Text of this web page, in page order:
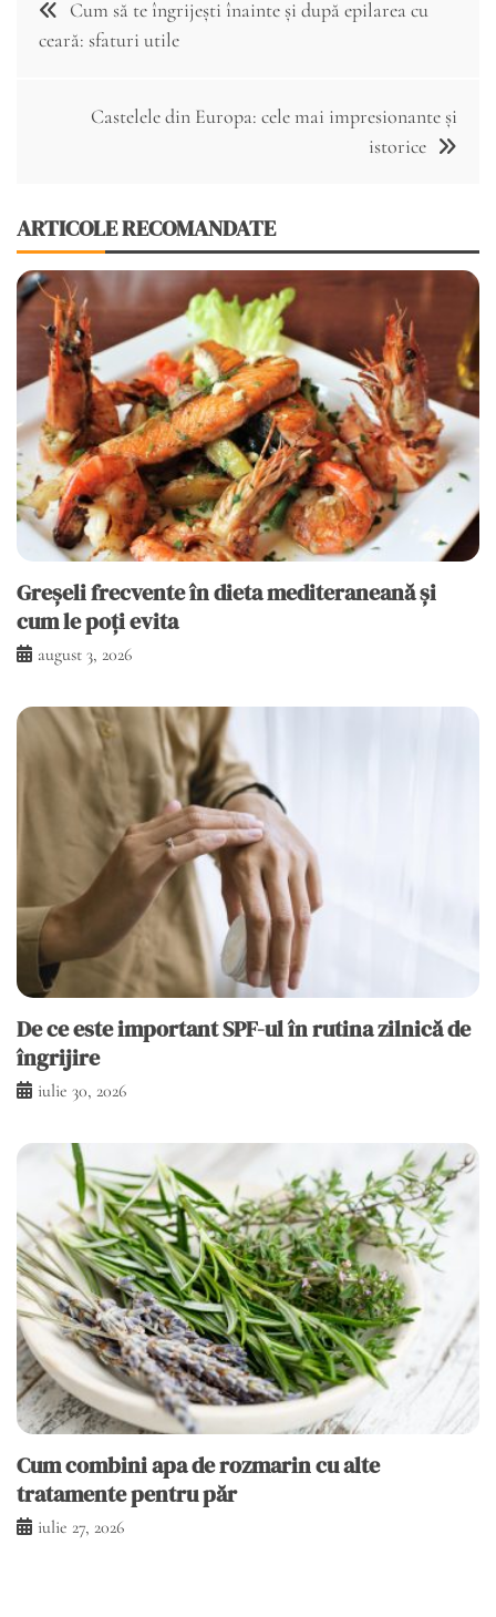
în
Cum să te îngrijești înainte și după epilarea cu
ceară: sfaturi utile
Castelele din Europa: cele mai impresionante și
istorice
ARTICOLE RECOMANDATE
Greșeli frecvente în dieta mediteraneană și
cum le poți evita
august 3, 2026
De ce este important SPF-ul în rutina zilnică de
îngrijire
iulie 30, 2026
Cum combini apa de rozmarin cu alte
tratamente pentru păr
iulie 27, 2026